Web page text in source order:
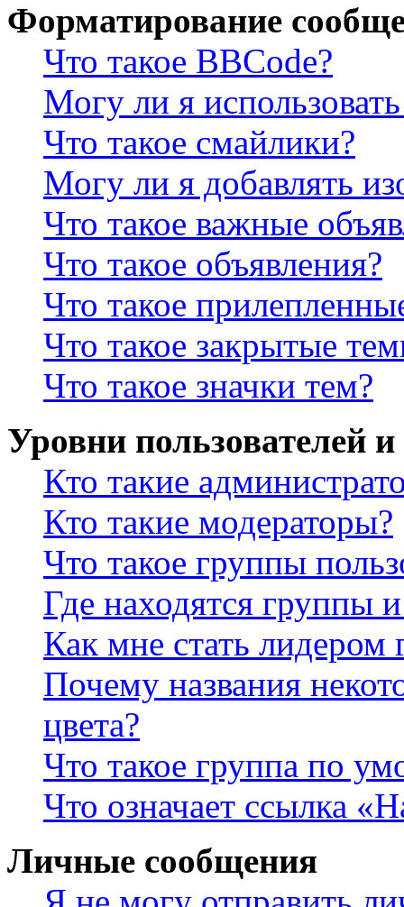
Форматирование
Что такое BBCode?
Могу ли я
Что такое смайлики?
Могу ли я добавлять
Что такое важные
Что такое объявления?
Что такое
Что такое закрытые
Что такое значки тем?
Уровни пользователей
Кто такие
Кто такие модераторы?
Что такое группы
Где находятся группы
Как мне стать лидером
Почему названия
цвета?
Что такое группа по
Что означает ссылка
Личные сообщения